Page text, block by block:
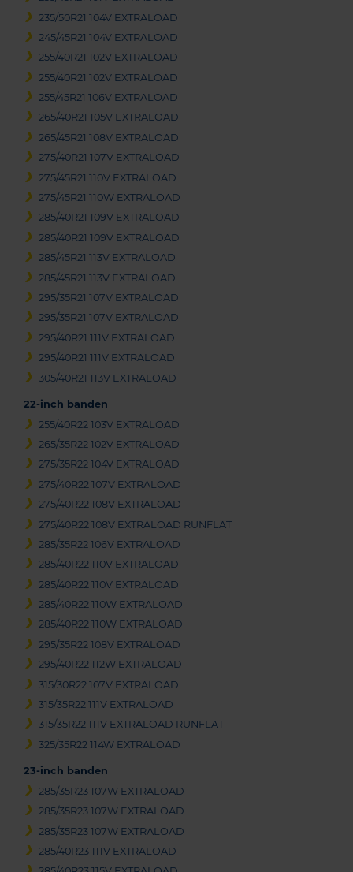
235/50R21 104V EXTRALOAD
245/45R21 104V EXTRALOAD
255/40R21 102V EXTRALOAD
255/40R21 102V EXTRALOAD
255/45R21 106V EXTRALOAD
265/40R21 105V EXTRALOAD
265/45R21 108V EXTRALOAD
275/40R21 107V EXTRALOAD
275/45R21 110V EXTRALOAD
275/45R21 110W EXTRALOAD
285/40R21 109V EXTRALOAD
285/40R21 109V EXTRALOAD
285/45R21 113V EXTRALOAD
285/45R21 113V EXTRALOAD
295/35R21 107V EXTRALOAD
295/35R21 107V EXTRALOAD
295/40R21 111V EXTRALOAD
295/40R21 111V EXTRALOAD
305/40R21 113V EXTRALOAD
22-inch banden
255/40R22 103V EXTRALOAD
265/35R22 102V EXTRALOAD
275/35R22 104V EXTRALOAD
275/40R22 107V EXTRALOAD
275/40R22 108V EXTRALOAD
275/40R22 108V EXTRALOAD RUNFLAT
285/35R22 106V EXTRALOAD
285/40R22 110V EXTRALOAD
285/40R22 110V EXTRALOAD
285/40R22 110W EXTRALOAD
285/40R22 110W EXTRALOAD
295/35R22 108V EXTRALOAD
295/40R22 112W EXTRALOAD
315/30R22 107V EXTRALOAD
315/35R22 111V EXTRALOAD
315/35R22 111V EXTRALOAD RUNFLAT
325/35R22 114W EXTRALOAD
23-inch banden
285/35R23 107W EXTRALOAD
285/35R23 107W EXTRALOAD
285/35R23 107W EXTRALOAD
285/40R23 111V EXTRALOAD